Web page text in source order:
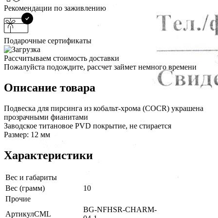
Рекомендации по заживлению
Подарочные сертификаты
Рассчитываем стоимость доставки
Пожалуйста подождите, рассчет займет немного времени
Описание товара
Подвеска для пирсинга из кобальт-хрома (COCR) украшена
прозрачными фианитами
Заводское титановое PVD покрытие, не стирается
Размер: 12 мм
Характеристики
Вес и габариты
Вес (грамм)
10
Прочие
АртикулCML
BG-NFHSR-CHARM-